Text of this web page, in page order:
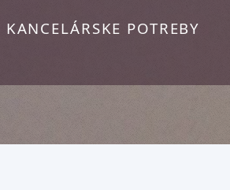
KANCELÁRSKE POTREBY